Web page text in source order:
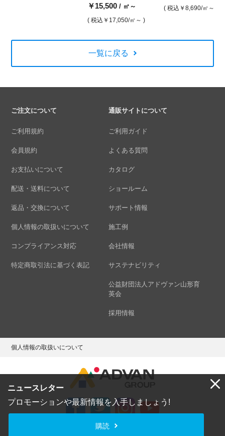
ニュースレター
プロモーションや最新情報を入手しましょう!
購読
￥15,500/ ㎡～
( 税込 ￥17,050/㎡～ )
( 税込 ￥8,690/㎡～ )
一覧に戻る
ご注文について
ご利用規約
会員規約
お支払いについて
配送・送料について
返品・交換について
個人情報の取扱いについて
コンプライアンス対応
特定商取引法に基づく表記
通販サイトについて
ご利用ガイド
よくある質問
カタログ
ショールーム
サポート情報
施工例
会社情報
サステナビリティ
公益財団法人アドヴァン山形育
英会
採用情報
個人情報の取扱いについて